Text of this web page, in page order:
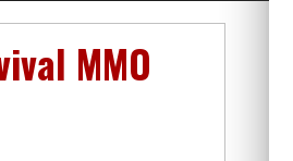
MMO